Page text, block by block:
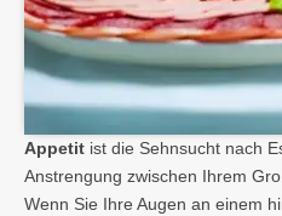
Appetit ist die Sehnsucht nach
Anstrengung zwischen Ihrem
Wenn Sie Ihre Augen an einem